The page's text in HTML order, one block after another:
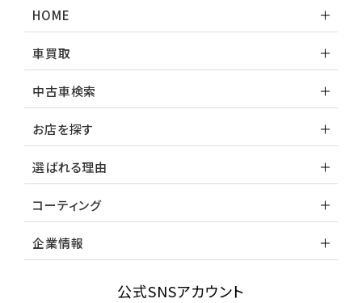
HOME
車買取
中古車検索
お店を探す
選ばれる理由
コーティング
企業情報
公式SNSアカウント